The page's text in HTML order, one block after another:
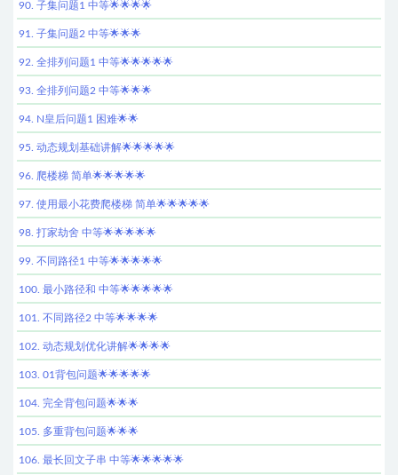
90. 子集问题1 中等🌟🌟🌟🌟
91. 子集问题2 中等🌟🌟🌟
92. 全排列问题1 中等🌟🌟🌟🌟🌟
93. 全排列问题2 中等🌟🌟🌟
94. N皇后问题1 困难🌟🌟
95. 动态规划基础讲解🌟🌟🌟🌟🌟
96. 爬楼梯 简单🌟🌟🌟🌟🌟
97. 使用最小花费爬楼梯 简单🌟🌟🌟🌟🌟
98. 打家劫舍 中等🌟🌟🌟🌟🌟
99. 不同路径1 中等🌟🌟🌟🌟🌟
100. 最小路径和 中等🌟🌟🌟🌟🌟
101. 不同路径2 中等🌟🌟🌟🌟
102. 动态规划优化讲解🌟🌟🌟🌟
103. 01背包问题🌟🌟🌟🌟🌟
104. 完全背包问题🌟🌟🌟
105. 多重背包问题🌟🌟🌟
106. 最长回文子串 中等🌟🌟🌟🌟🌟